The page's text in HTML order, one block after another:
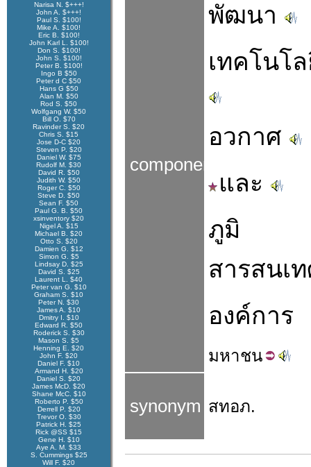
Narisa N. $+++!
John A. $+++!
Paul S. $100!
Mike A. $100!
Eric B. $100!
John Karl L. $100!
Don S. $100!
John S. $100!
Peter B. $100!
Ingo B $50
Peter d C $50
Hans G $50
Alan M. $50
Rod S. $50
Wolfgang W. $50
Bill O. $70
Ravinder S. $20
Chris S. $15
Jose D-C $20
Steven P. $20
Daniel W. $75
Rudolf M. $30
David R. $50
Judith W. $50
Roger C. $50
Steve D. $50
Sean F. $50
Paul G. B. $50
xsinventory $20
Nigel A. $15
Michael B. $20
Otto S. $20
Damien G. $12
Simon G. $5
Lindsay D. $25
David S. $25
Laurent L. $40
Peter van G. $10
Graham S. $10
Peter N. $30
James A. $10
Dmitry I. $10
Edward R. $50
Roderick S. $30
Mason S. $5
Henning E. $20
John F. $20
Daniel F. $10
Armand H. $20
Daniel S. $20
James McD. $20
Shane McC. $10
Roberto P. $50
Derrell P. $20
Trevor O. $30
Patrick H. $25
Rick @SS $15
Gene H. $10
Aye A. M. $33
S. Cummings $25
Will F. $20
components
พัฒนา
เทคโนโ
อวกาศ
และ
ภูมิ
สารสนเ
องค์การ
มหาชน
synonym สทอภ.